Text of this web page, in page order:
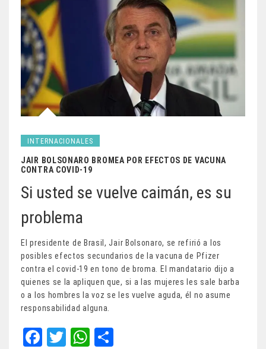
INTERNACIONALES
JAIR BOLSONARO BROMEA POR EFECTOS DE VACUNA
CONTRA COVID-19
Si usted se vuelve caimán, es su
problema
El presidente de Brasil, Jair Bolsonaro, se refirió a los
posibles efectos secundarios de la vacuna de Pfizer
contra el covid-19 en tono de broma. El mandatario dijo a
quienes se la apliquen que, si a las mujeres les sale barba
o a los hombres la voz se les vuelve aguda, él no asume
responsabilidad alguna.
Fa T
W